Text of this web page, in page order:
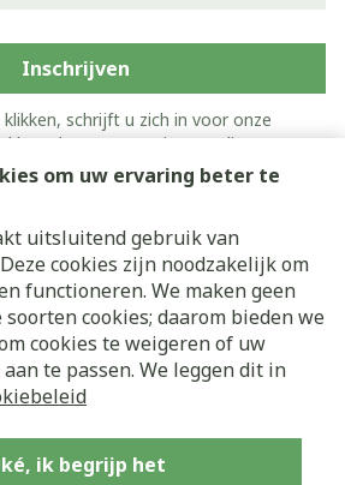
om uw ervaring beter te
uitsluitend gebruik van
cookies zijn noodzakelijk om
functioneren. We maken geen
cookies; daarom bieden we
cookies te weigeren of uw
te passen. We leggen dit in
ik begrijp het
Inschrijven
schrijft u zich in voor onze
met onzeprivacy policy.